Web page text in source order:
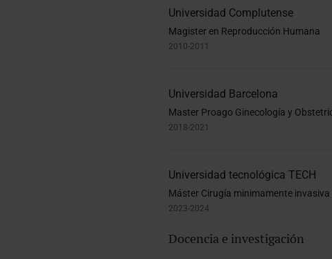
Universidad Complutense
Magister en Reproducción Humana
2010-2011
Universidad Barcelona
Master Proago Ginecología y
2018-2021
Universidad tecnológica TECH
Máster Cirugía minimamente invasiva
2023-2024
Docencia e investigación